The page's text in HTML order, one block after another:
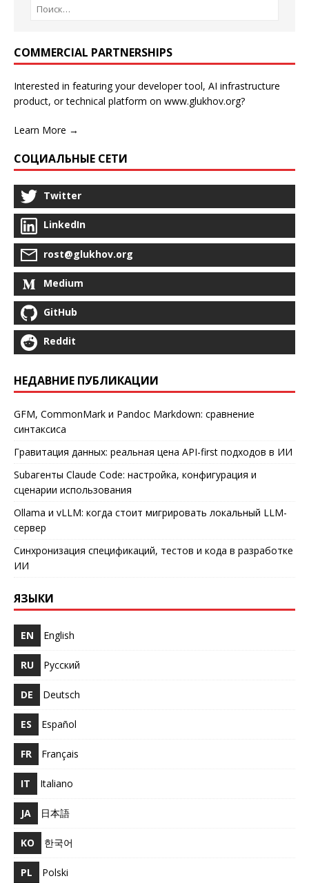
COMMERCIAL PARTNERSHIPS
Interested in featuring your developer tool, AI infrastructure
product, or technical platform on www.glukhov.org?
Learn More →
СОЦИАЛЬНЫЕ СЕТИ
Twitter
LinkedIn
rost@glukhov.org
Medium
GitHub
Reddit
НЕДАВНИЕ ПУБЛИКАЦИИ
GFM, CommonMark и Pandoc Markdown: сравнение
синтаксиса
Гравитация данных: реальная цена API-first подходов в ИИ
Subагенты Claude Code: настройка, конфигурация и
сценарии использования
Ollama и vLLM: когда стоит мигрировать локальный LLM-
сервер
Синхронизация спецификаций, тестов и кода в разработке
ИИ
ЯЗЫКИ
EN English
RU Русский
DE Deutsch
ES Español
FR Français
IT Italiano
JA 日本語
KO 한국어
PL Polski